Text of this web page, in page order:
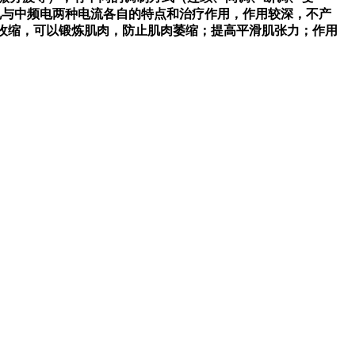
中频电两种电流各自的特点和治疗作用，作用较深，不产
，可以锻炼肌肉，防止肌肉萎缩；提高平滑肌张力；作用